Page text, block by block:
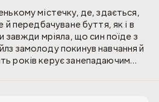
містечку, де, здається,
й передбачуване буття, як і в
завжди мріяла, що син поїде з
замолоду покинув навчання й
років керує занепадаючим
розуміти, навіщо одружився з